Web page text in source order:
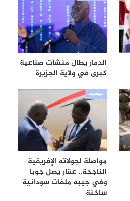
الدمار يطال منشآت صناعية
كبرى في ولاية الجزيرة
سياسية
مواصلة لجولاته الإفريقية
الناجحة.. عقار يصل جوبا
وفي جيبه ملفات سودانية
ساخنة